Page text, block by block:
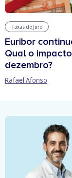
Taxas de Juro
Euribor
Qual o
dezembro?
Rafael Afonso